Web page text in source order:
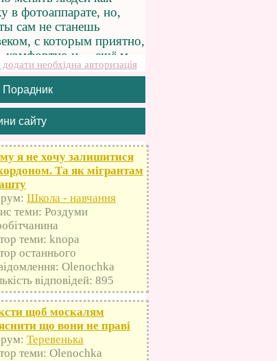
необхідна авторизація
сайту
я не хочу залишитися
Та як мігрантам
Школа - навчання
теми: Роздуми
теми: knopa
останнього
Olenochka
відповідей: 895
щоб москалям
що вони не праві
Теревенька
теми: Olenochka